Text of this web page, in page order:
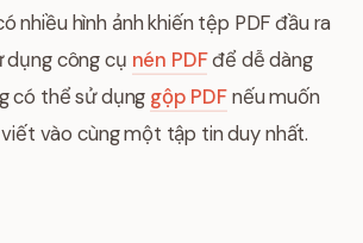
nhiều hình ảnh khiến tệp PDF đầu ra
dụng công cụ nén PDFđể dễ dàng
có thể sử dụng gộp PDFnếu muốn
vào cùng một tập tin duy nhất.